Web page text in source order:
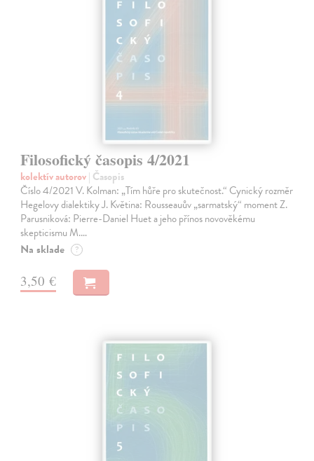
Filosofický časopis 4/2021
kolektív autorov| Časopis
Číslo 4/2021 V. Kolman: „Tím hůře pro skutečnost.“ Cynický rozměr
Hegelovy dialektiky J. Květina: Rousseauův „sarmatský“ moment Z.
Parusniková: Pierre-Daniel Huet a jeho přínos novověkému
skepticismu M.…
Na sklade ?
3,50 €